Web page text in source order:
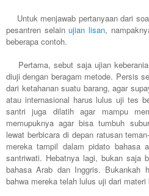
Untuk menjawab pertanyaan dari
pesantren selainujian lisan,
beberapa contoh.
Pertama, sebut saja ujian
diuji dengan beragam metode. Persis
dari ketahanan suatu barang, agar
atau internasional harus lulus uji tes
santri juga dilatih agar mampu
memupuknya agar bisa tumbuh
lewat berbicara di depan ratusan
mereka tampil dalam pidato bahasa
santriwati. Hebatnya lagi, bukan saja
bahasa Arab dan Inggris. Bukankah
bahwa mereka telah lulus uji dari materi